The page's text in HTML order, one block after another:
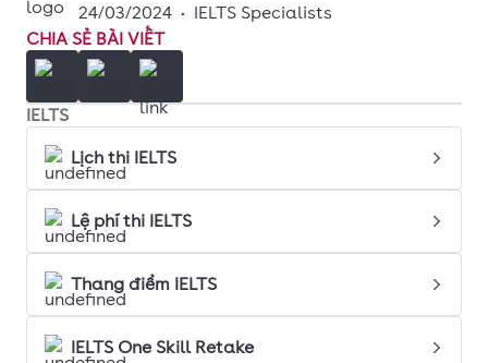
24/03/2024 • IELTS Specialists
CHIA SẺ BÀI VIẾT
IELTS
Lịch thi IELTS
Lệ phí thi IELTS
Thang điểm IELTS
IELTS One Skill Retake